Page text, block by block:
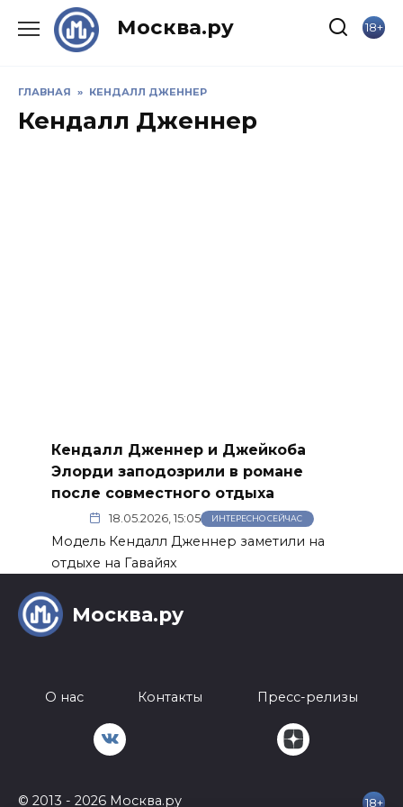
Москва.ру 18+
ГЛАВНАЯ » КЕНДАЛЛ ДЖЕННЕР
Кендалл Дженнер
Кендалл Дженнер и Джейкоба
Элорди заподозрили в романе
после совместного отдыха
18.05.2026, 15:05 ИНТЕРЕСНО СЕЙЧАС
Модель Кендалл Дженнер заметили на
отдыхе на Гавайях
Москва.ру
О нас Контакты Пресс-релизы
© 2013 - 2026 Москва.ру 18+